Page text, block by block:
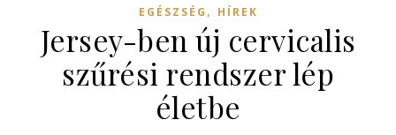
EGÉSZSÉG , HÍREK
Jersey-ben új cervicalis
szűrési rendszer lép
életbe